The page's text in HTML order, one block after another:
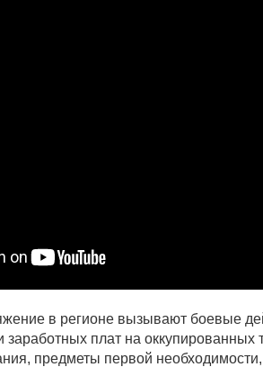
в регионе вызывают боевые
заработных плат на
предметы первой